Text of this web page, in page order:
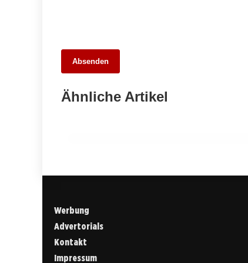
Absenden
Ähnliche Artikel
22. März 2026
Verkaufsoffener Sonntag im Ellwanger
Werbung
Advertorials
Kontakt
Impressum